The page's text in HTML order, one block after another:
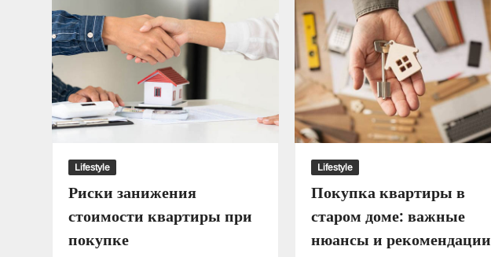
Lifestyle
Риски занижения
стоимости квартиры при
покупке
Lifestyle
Покупка квартиры в
старом доме: важные
нюансы и рекомендации